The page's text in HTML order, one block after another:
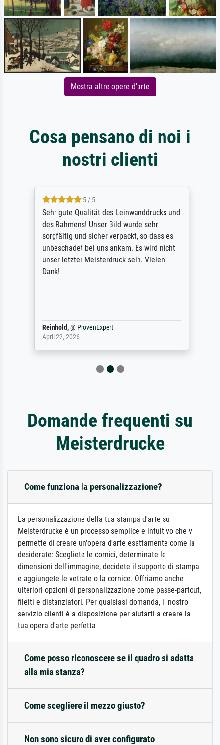
Mostra altre opere d'arte
Cosa pensano di noi i
nostri clienti
5 / 5
Sehr gute Qualität des Leinwanddrucks und
des Rahmens! Unser Bild wurde sehr
sorgfältig und sicher verpackt, so dass es
unbeschadet bei uns ankam. Es wird nicht
unser letzter Meisterdruck sein. Vielen
Dank!
Reinhold,@ ProvenExpert
April 22, 2026
Domande frequenti su
Meisterdrucke
Come funziona la personalizzazione?
La personalizzazione della tua stampa d'arte su
Meisterdrucke è un processo semplice e intuitivo che vi
permette di creare un'opera d'arte esattamente come la
desiderate: Scegliete le cornici, determinate le
dimensioni dell'immagine, decidete il supporto di stampa
e aggiungete le vetrate o la cornice. Offriamo anche
ulteriori opzioni di personalizzazione come passe-partout,
filetti e distanziatori. Per qualsiasi domanda, il nostro
servizio clienti è a disposizione per aiutarti a creare la
tua opera d'arte perfetta
Come posso riconoscere se il quadro si adatta
alla mia stanza?
Come scegliere il mezzo giusto?
Non sono sicuro di aver configurato